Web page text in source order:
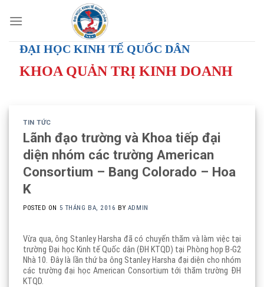
ĐẠI HỌC KINH TẾ QUỐC DÂN
KHOA QUẢN TRỊ KINH DOANH
TIN TỨC
Lãnh đạo trường và Khoa tiếp đại
diện nhóm các trường American
Consortium – Bang Colorado – Hoa
K
POSTED ON 5 THÁNG BA, 2016 BY ADMIN
Vừa qua, ông Stanley Harsha đã có chuyến thăm và làm việc tại
trường Đại học Kinh tế Quốc dân (ĐH KTQD) tại Phòng họp B-G2
Nhà 10. Đây là lần thứ ba ông Stanley Harsha đại diện cho nhóm
các trường đại học American Consortium tới thăm trường ĐH
KTQD.